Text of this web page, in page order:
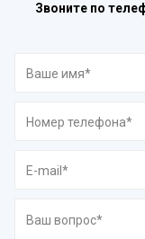
Звоните по